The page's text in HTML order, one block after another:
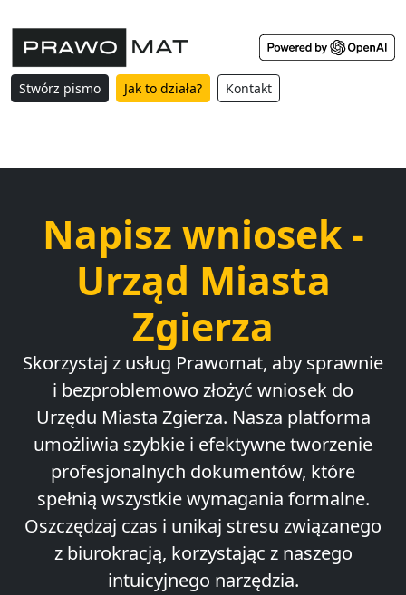
Stwórz pismo Jak to działa? Kontakt
Napisz wniosek -
Urząd Miasta
Zgierza
Skorzystaj z usług Prawomat, aby sprawnie
i bezproblemowo złożyć wniosek do
Urzędu Miasta Zgierza. Nasza platforma
umożliwia szybkie i efektywne tworzenie
profesjonalnych dokumentów, które
spełnią wszystkie wymagania formalne.
Oszczędzaj czas i unikaj stresu związanego
z biurokracją, korzystając z naszego
intuicyjnego narzędzia.